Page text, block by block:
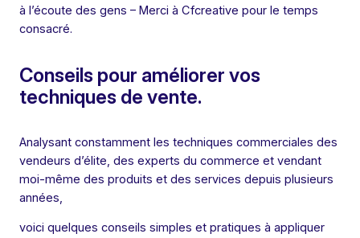
à l’écoute des gens – Merci à Cfcreative pour le temps
consacré.
Conseils pour améliorer vos
techniques de vente.
Analysant constamment les techniques commerciales des
vendeurs d’élite, des experts du commerce et vendant
moi-même des produits et des services depuis plusieurs
années,
voici quelques conseils simples et pratiques à appliquer